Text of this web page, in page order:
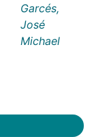
Garcés,
José
Michael